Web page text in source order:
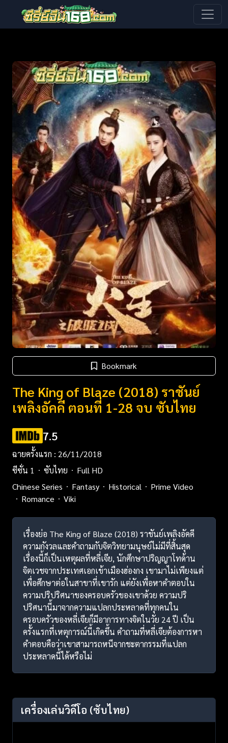
Bookmark
The King of Blaze (2018) ราชันย์
เพลิงอัคคี ตอนที่ 1-28 จบ ซับไทย
7.5
ฉายครั้งแรก : 26/11/2018
ซีซั่น 1
ซับไทย
Full HD
Chinese Series
Fantasy Historical
Prime Video
Romance
Viki
เรื่องย่อ The King of Blaze (2018) ราชันย์เพลิงอัคคี
ความกังวลและคำถามกับจิตวิทยามนุษย์ไม่มีที่สิ้นสุด
เรื่องนี้ก็เป็นเหตุผลที่หลี่เจีย, นักศึกษาปริญญาโทด้าน
จิตเวชจากประเทศเอกเข้าเมืองฮ่องกง เขามาไม่เพียงแต่
เพื่อศึกษาต่อในสาขาที่เขารัก แต่ยังเพื่อหาคำตอบใน
ความปริปริศนาของครอบครัวของเขาด้วย ความปริ
ปริศนานี้มาจากความแปลกประหลาดที่ทุกคนใน
ครอบครัวของหลี่เจียก็มีอาการทางจิตในวัย 24 ปี เป็น
ครั้งแรกที่เหตุการณ์นี้เกิดขึ้น คำถามที่หลี่เจียต้องการหา
คำตอบคือว่าเขาสามารถหนีจากชะตากรรมที่แปลก
ประหลาดนี้ได้หรือไม่
เครื่องเล่นวิดีโอ (ซับไทย)